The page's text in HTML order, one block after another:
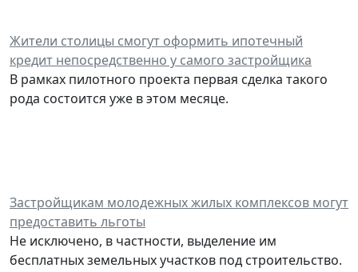
Жители столицы смогут оформить ипотечный
кредит непосредственно у самого застройщика
В рамках пилотного проекта первая сделка такого
рода состоится уже в этом месяце.
Застройщикам молодежных жилых комплексов могут
предоставить льготы
Не исключено, в частности, выделение им
бесплатных земельных участков под строительство.